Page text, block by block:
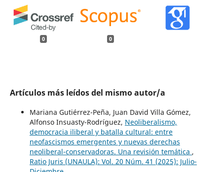
0 0
Artículos más leídos del mismo autor/a
Mariana Gutiérrez-Peña, Juan David Villa Gómez,
Alfonso Insuasty-Rodríguez, Neoliberalismo,
democracia iliberal y batalla cultural: entre
neofascismos emergentes y nuevas derechas
neoliberal-conservadoras. Una revisión temática ,
Ratio Juris (UNAULA): Vol. 20 Núm. 41 (2025): Julio-